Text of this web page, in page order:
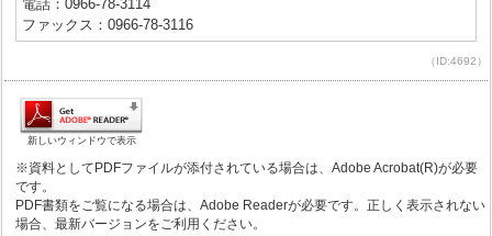
電話：0966-78-3114
ファックス：0966-78-3116
（ID:4692）
新しいウィンドウで表示
※資料としてPDFファイルが添付されている場合は、Adobe Acrobat(R)が必要
です。
PDF書類をご覧になる場合は、Adobe Readerが必要です。正しく表示されない
場合、最新バージョンをご利用ください。